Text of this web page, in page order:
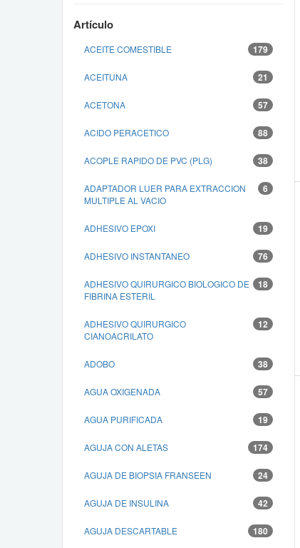
Artículo
179
ACEITE COMESTIBLE
21
ACEITUNA
57
ACETONA
88
ACIDO PERACETICO
38
ACOPLE RAPIDO DE PVC (PLG)
6
ADAPTADOR LUER PARA EXTRACCION
MULTIPLE AL VACIO
19
ADHESIVO EPOXI
76
ADHESIVO INSTANTANEO
18
ADHESIVO QUIRURGICO BIOLOGICO DE
FIBRINA ESTERIL
12
ADHESIVO QUIRURGICO
CIANOACRILATO
38
ADOBO
57
AGUA OXIGENADA
19
AGUA PURIFICADA
174
AGUJA CON ALETAS
24
AGUJA DE BIOPSIA FRANSEEN
42
AGUJA DE INSULINA
180
AGUJA DESCARTABLE